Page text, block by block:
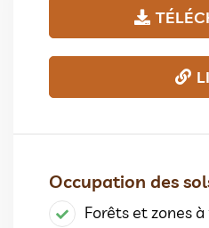
Occupation des
Forêts et zones